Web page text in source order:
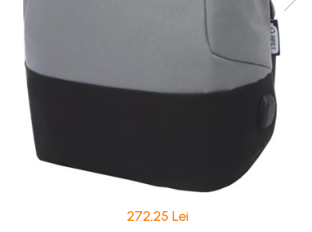
272,25 Lei